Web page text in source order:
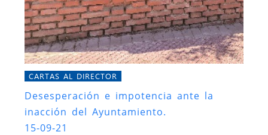
CARTAS AL DIRECTOR
Desesperación e impotencia ante la
inacción del Ayuntamiento.
15-09-21